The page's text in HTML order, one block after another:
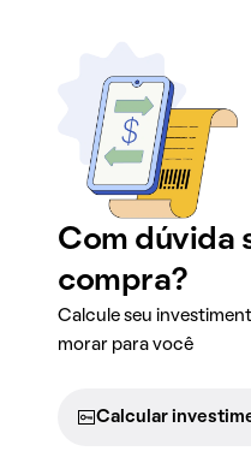
Com dúvida
compra?
Calcule seu
morar para você
Calcular